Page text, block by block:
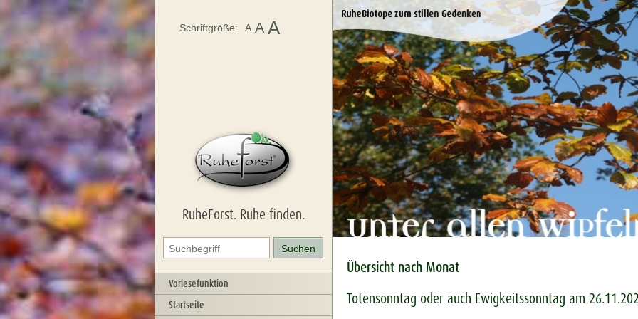
RuheForst. Ruhe finden.
Vorlesefunktion
Startseite
Schriftgröße: A A A
Übersicht nach Monat
Totensonntag oder auch Ewigkeitssonntag am